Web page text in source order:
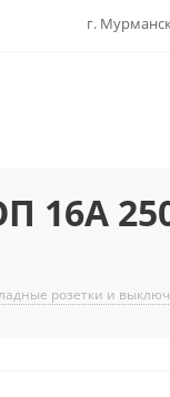
г.
16А
розетки и